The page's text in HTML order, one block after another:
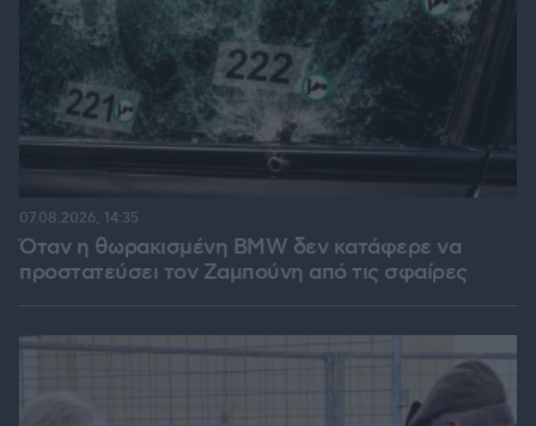
Όταν η θωρακισμένη BMW δεν κατάφερε να
προστατεύσει τον Ζαμπούνη από τις σφαίρες
07.08.2026, 14:35